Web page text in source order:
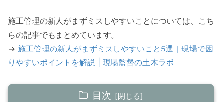
施工管理の新人がまずミスしやすいことについては、こち
らの記事でもまとめています。
→ 施工管理の新人がまずミスしやすいこと5選｜現場で困
りやすいポイントを解説 | 現場監督の土木ラボ
目次